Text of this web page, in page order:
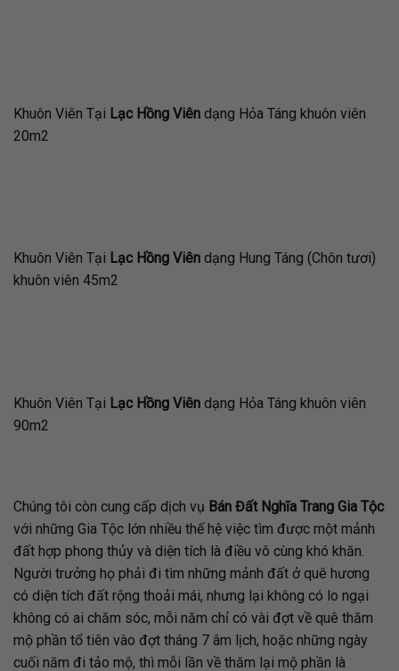
Khuôn Viên Tại Lạc Hồng Viên dạng Hỏa Táng khuôn viên
20m2
Khuôn Viên Tại Lạc Hồng Viên dạng Hung Táng (Chôn tươi)
khuôn viên 45m2
Khuôn Viên Tại Lạc Hồng Viên dạng Hỏa Táng khuôn viên
90m2
Chúng tôi còn cung cấp dịch vụ Bán Đất Nghĩa Trang Gia Tộc
với những Gia Tộc lớn nhiều thế hệ việc tìm được một mảnh
đất hợp phong thủy và diện tích là điều vô cùng khó khăn.
Người trưởng họ phải đi tìm những mảnh đất ở quê hương
có diện tích đất rộng thoải mái, nhưng lại không có lo ngại
không có ai chăm sóc, mỗi năm chỉ có vài đợt về quê thăm
mộ phần tổ tiên vào đợt tháng 7 âm lịch, hoặc những ngày
cuối năm đi tảo mộ, thì mỗi lần về thăm lại mộ phần là